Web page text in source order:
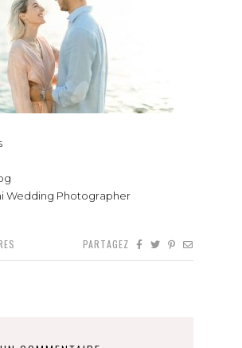
Wedding Photographer
PARTAGEZ